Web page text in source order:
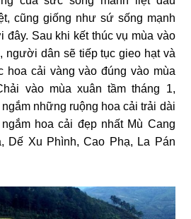
cũng giống như sứ sống mạnh
Sau khi kết thúc vụ mùa vào
người dân sẽ tiếp tục gieo hạt và
hoa cải vàng vào đúng vào mùa
vào mùa xuân tầm tháng 1,
những ruộng hoa cải trải dài
hoa cải đẹp nhất Mù Cang
Dế Xu Phình, Cao Phạ, La Pán